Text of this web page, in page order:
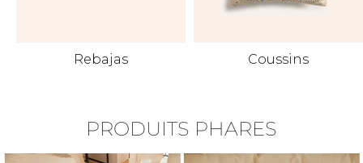
Rebajas Coussins
PRODUITS PHARES